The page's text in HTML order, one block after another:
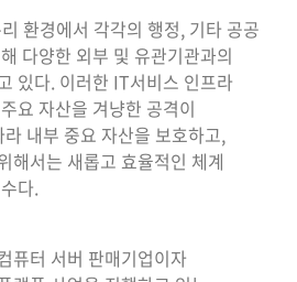
환경에서 각각의 행정, 기타 공공
다양한 외부 및 유관기관과의
있다. 이러한 IT서비스 인프라
요 자산을 겨냥한 공격이
내부 중요 자산을 보호하고,
해서는 새롭고 효율적인 체계
다.
퓨터 서버 판매기업이자